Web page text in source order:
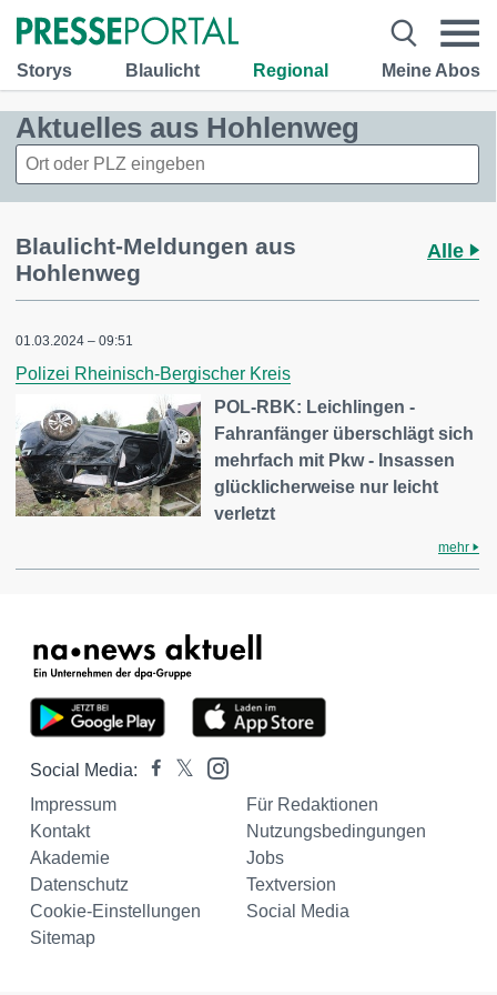
Storys Blaulicht Regional Meine Abos
Aktuelles aus Hohlenweg
Blaulicht-Meldungen aus
Hohlenweg
Alle
01.03.2024 – 09:51
Polizei Rheinisch-Bergischer Kreis
POL-RBK: Leichlingen -
Fahranfänger überschlägt sich
mehrfach mit Pkw - Insassen
glücklicherweise nur leicht
verletzt
mehr
Social Media:
Impressum
Für Redaktionen
Kontakt
Nutzungsbedingungen
Akademie
Jobs
Datenschutz
Textversion
Cookie-Einstellungen
Social Media
Sitemap